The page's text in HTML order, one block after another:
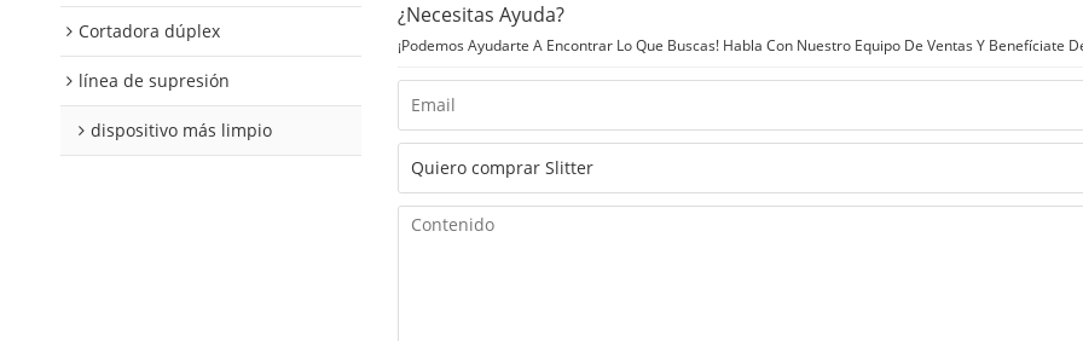
Cortadora dúplex
línea de supresión
dispositivo más limpio
¿Necesitas Ayuda?
¡Podemos Ayudarte A Encontrar Lo Que Buscas! Habla Con Nuestro Equipo De Ventas Y Benefíciate